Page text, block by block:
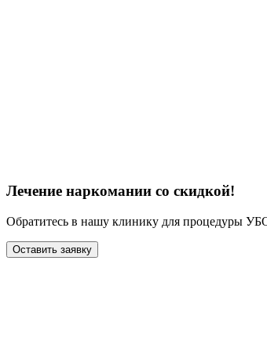
Лечение наркомании со скидкой!
Обратитесь в нашу клинику для процедуры
Оставить заявку